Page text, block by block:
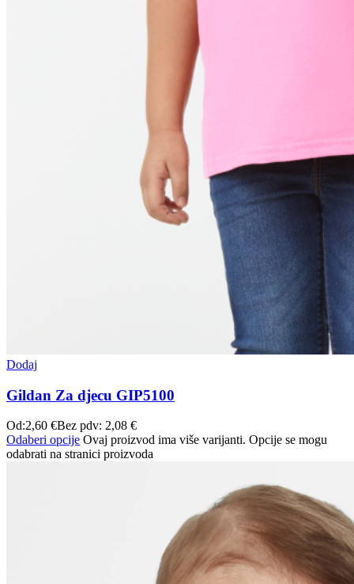
Dodaj
Gildan Za djecu GIP5100
Od:2,60 €Bez pdv: 2,08 €
Odaberi opcije Ovaj proizvod ima više varijanti. Opcije se mogu
odabrati na stranici proizvoda